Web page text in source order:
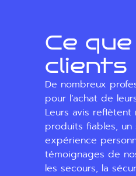
Ce
clients
De nombreux
pour l’achat de
Leurs avis
produits fiables,
expérience
témoignages de
les secours, la